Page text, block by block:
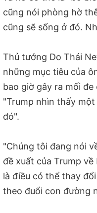
cũng nói phòng hờ
cũng sẽ sống ở đó.
Thủ tướng Do Thái
những mục tiêu của
bao giờ gây ra mối
"Trump nhìn thấy
đó".
"Chúng tôi đang nói
đề xuất của Trump
là điều có thể thay
theo đuổi con đường